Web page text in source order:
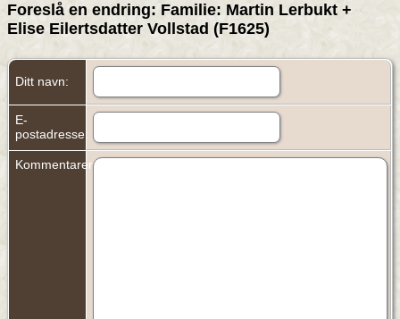
Foreslå en endring: Familie: Martin Lerbukt +
Elise Eilertsdatter Vollstad (F1625)
Ditt navn:
E-
postadresse:
Kommentarer: